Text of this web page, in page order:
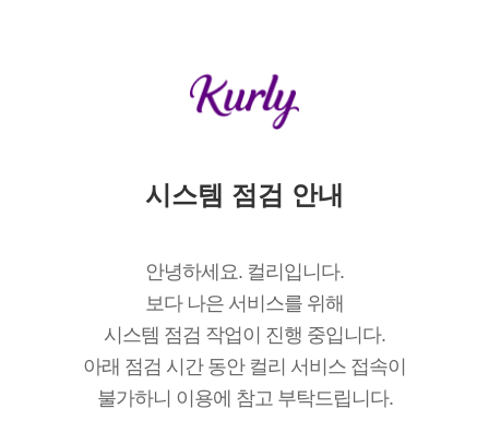
시스템 점검 안내
안녕하세요. 컬리입니다.
보다 나은 서비스를 위해
시스템 점검 작업이 진행 중입니다.
아래 점검 시간 동안 컬리 서비스 접속이
불가하니 이용에 참고 부탁드립니다.